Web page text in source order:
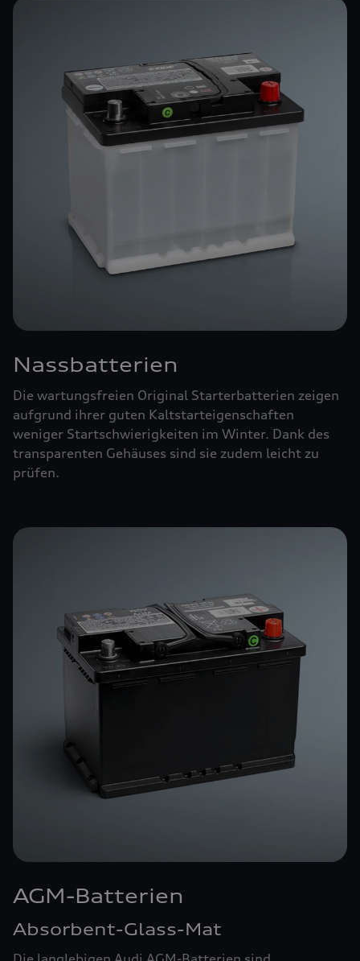
Nassbatterien
Die wartungsfreien Original Starterbatterien zeigen
aufgrund ihrer guten Kaltstarteigenschaften
weniger Startschwierigkeiten im Winter. Dank des
transparenten Gehäuses sind sie zudem leicht zu
prüfen.
AGM-Batterien
Absorbent-Glass-Mat